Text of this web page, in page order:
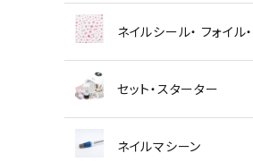
ネイルシール・ フォイル
セット・スターター
ネイルマシーン